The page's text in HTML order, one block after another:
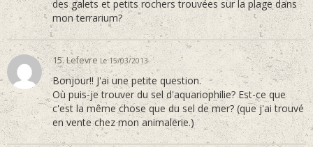
des galets et petits rochers trouvées sur la plage dans
mon terrarium?
15. LefevreLe 15/03/2013
Bonjour!! J'ai une petite question.
Où puis-je trouver du sel d'aquariophilie? Est-ce que
c'est la même chose que du sel de mer? (que j'ai trouvé
en vente chez mon animalerie.)